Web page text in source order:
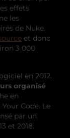
effets
les
de Nuke.
et donc
3 000
en 2012.
organisé
en
Code. Le
par un
et 2018.